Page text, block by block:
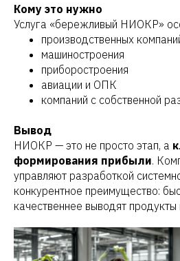
Кому это нужно
Услуга «бережливый НИОКР»
производственных
машиностроения
приборостроения
авиации и ОПК
компаний с собственной
Вывод
НИОКР — это не просто этап, а
формирования прибыли.
управляют разработкой
конкурентное преимущество:
качественнее выводят продукты